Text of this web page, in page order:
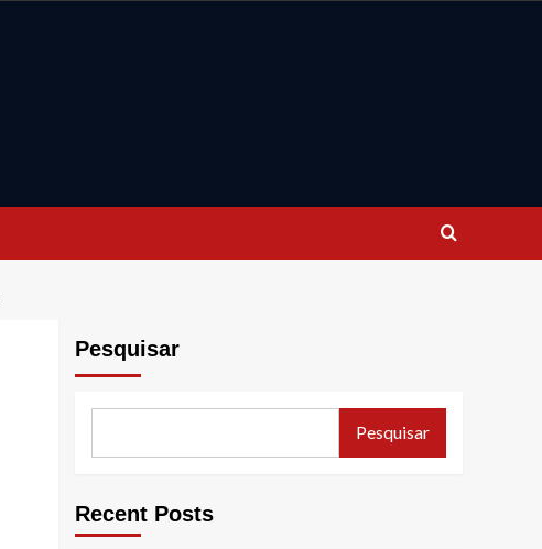
Pesquisar
Pesquisar
Recent Posts